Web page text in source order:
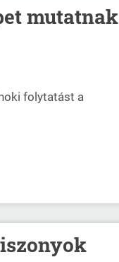
mutatnak
folytatást a